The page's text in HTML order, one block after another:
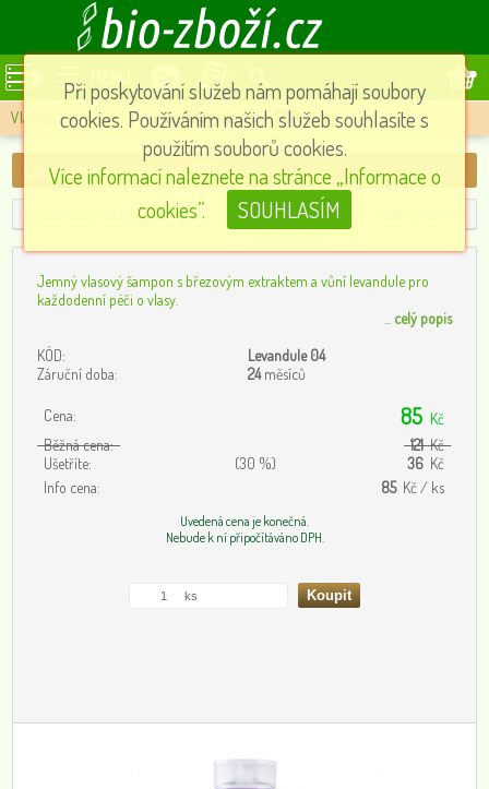
MENU
Vlasová kosmetika » Levandulový šampon, 500ml
Levandulový šampon, 500ml
Jemný vlasový šampon s březovým extraktem a vůní levandule pro
každodenní péči o vlasy.
celý popis
KÓD:
Levandule 04
Záruční doba:
24měsíců
Cena: 85 Kč
Běžná cena:
121Kč
Ušetříte:
(30 %) 36 Kč
Info cena:
85 Kč / ks
Uvedená cena je konečná.
Nebude k ní připočítáváno DPH.
Při poskytování služeb nám pomáhají soubory
cookies. Používáním našich služeb souhlasíte s
použitím souborů cookies.
Více informací naleznete na stránce „Informace o
cookies”.
SOUHLASÍM